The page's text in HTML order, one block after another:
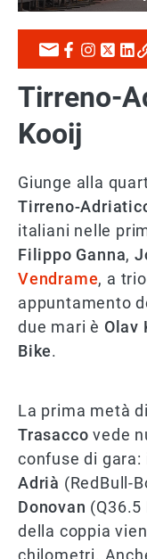
Tirreno-
Kooij
Giunge alla
Tirreno-
italiani nelle
Filippo Ganna,
Vendrame, a
appuntamento
due mari è Olav
Bike.
La prima metà
Trasacco vede
confuse di
Adrià (RedBull-
Donovan
della coppia
chilometri.